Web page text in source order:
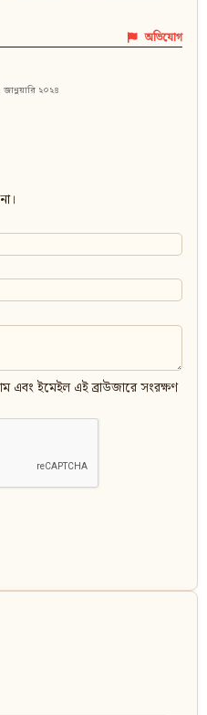
অভিযোগ
২০২৪
এবং ইমেইল এই ব্রাউজারে সংরক্ষণ